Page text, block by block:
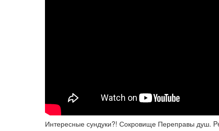
Интересные сундуки?! Сокровище Переправы душ.